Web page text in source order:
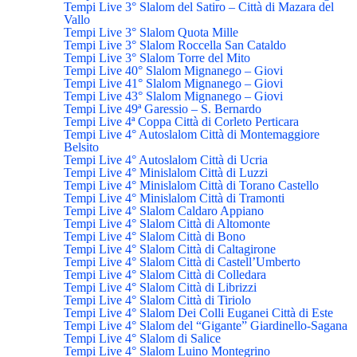
Tempi Live 3° Slalom del Satiro – Città di Mazara del
Vallo
Tempi Live 3° Slalom Quota Mille
Tempi Live 3° Slalom Roccella San Cataldo
Tempi Live 3° Slalom Torre del Mito
Tempi Live 40° Slalom Mignanego – Giovi
Tempi Live 41° Slalom Mignanego – Giovi
Tempi Live 43° Slalom Mignanego – Giovi
Tempi Live 49ª Garessio – S. Bernardo
Tempi Live 4ª Coppa Città di Corleto Perticara
Tempi Live 4° Autoslalom Città di Montemaggiore
Belsito
Tempi Live 4° Autoslalom Città di Ucria
Tempi Live 4° Minislalom Città di Luzzi
Tempi Live 4° Minislalom Città di Torano Castello
Tempi Live 4° Minislalom Città di Tramonti
Tempi Live 4° Slalom Caldaro Appiano
Tempi Live 4° Slalom Città di Altomonte
Tempi Live 4° Slalom Città di Bono
Tempi Live 4° Slalom Città di Caltagirone
Tempi Live 4° Slalom Città di Castell’Umberto
Tempi Live 4° Slalom Città di Colledara
Tempi Live 4° Slalom Città di Librizzi
Tempi Live 4° Slalom Città di Tiriolo
Tempi Live 4° Slalom Dei Colli Euganei Città di Este
Tempi Live 4° Slalom del “Gigante” Giardinello-Sagana
Tempi Live 4° Slalom di Salice
Tempi Live 4° Slalom Luino Montegrino